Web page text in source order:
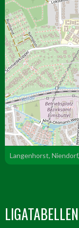
Langenhorst,
LIGATABELLEN